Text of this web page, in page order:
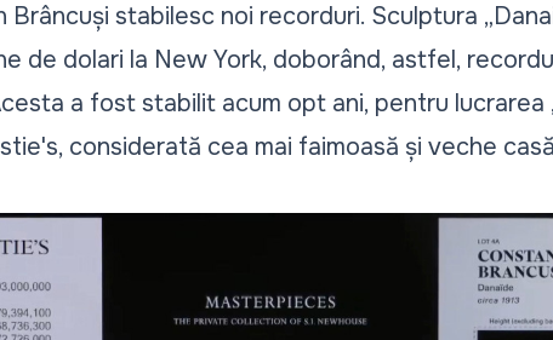
Brâncuși stabilesc noi recorduri. Sculptura
de dolari la New York, doborând, astfel,
a fost stabilit acum opt ani, pentru lucrarea
considerată cea mai faimoasă și veche